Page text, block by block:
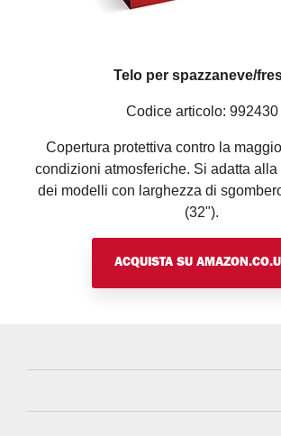
Telo per spazzaneve/
Codice articolo: 992430
Copertura protettiva contro la
condizioni atmosferiche. Si adatta alla
dei modelli con larghezza di
(32").
ACQUISTA SU